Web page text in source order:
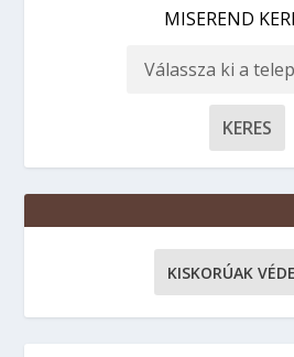
MISEREND
KISKORÚAK